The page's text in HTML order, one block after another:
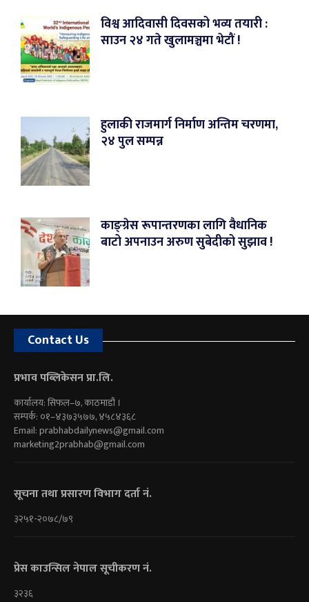
विश्व आदिवासी दिवसको भव्य तयारी :
साउन २४ गते खुलामञ्चमा भेटौं !
हुलाकी राजमार्ग निर्माण अन्तिम चरणमा,
२४ पुल सम्पन्न
काङ्ग्रेस रूपान्तरणका लागि वैधानिक
बाटो अपनाउन अरुण सुबेदीको सुझाव !
Contact Us
प्रभाव पब्लिकेसन प्रा.लि.
कार्यालय: सिफल–७, काठमाडौं ।
सम्पर्क: ०१–४३७३५७७, ४५८४३६८
Email:prabhabdailynews@gmail.com
marketing2prabhab@gmail.com
सूचना तथा प्रसारण विभाग दर्ता नं.
३२५१-२०७८/७९
प्रेस काउन्सिल नेपाल सूचीकरण नं.
३२३६